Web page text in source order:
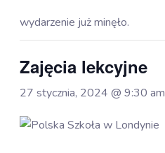
wydarzenie już minęło.
Zajęcia lekcyjne
27 stycznia, 2024 @ 9:30 am